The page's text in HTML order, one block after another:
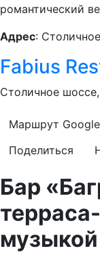
романтический
Адрес:
Fabius
Столичное
Маршрут Google
Поделиться
Бар
музыкой